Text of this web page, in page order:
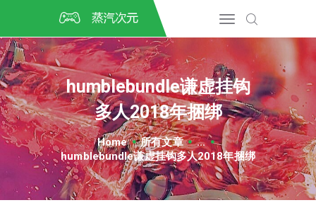
humblebundle谦虚挂钩
多人2018年捆绑
Home 所有文章
...
humblebundle谦虚挂钩多人2018年捆绑
CSGO开箱
DOTA2开箱
开箱教程
CSGO/DOTA2/绝地求生第
三方开箱
COSPLAY
CSGO音乐盒
CSGO手套